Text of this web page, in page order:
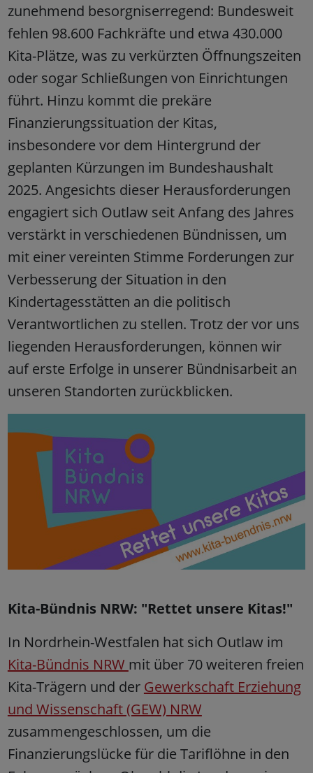
zunehmend besorgniserregend: Bundesweit
fehlen 98.600 Fachkräfte und etwa 430.000
Kita-Plätze, was zu verkürzten Öffnungszeiten
oder sogar Schließungen von Einrichtungen
führt. Hinzu kommt die prekäre
Finanzierungssituation der Kitas,
insbesondere vor dem Hintergrund der
geplanten Kürzungen im Bundeshaushalt
2025. Angesichts dieser Herausforderungen
engagiert sich Outlaw seit Anfang des Jahres
verstärkt in verschiedenen Bündnissen, um
mit einer vereinten Stimme Forderungen zur
Verbesserung der Situation in den
Kindertagesstätten an die politisch
Verantwortlichen zu stellen. Trotz der vor uns
liegenden Herausforderungen, können wir
auf erste Erfolge in unserer Bündnisarbeit an
unseren Standorten zurückblicken.
Kita-Bündnis NRW: "Rettet unsere Kitas!"
In Nordrhein-Westfalen hat sich Outlaw im
Kita-Bündnis NRW mit über 70 weiteren freien
Kita-Trägern und der Gewerkschaft Erziehung
und Wissenschaft (GEW) NRW
zusammengeschlossen, um die
Finanzierungslücke für die Tariflöhne in den